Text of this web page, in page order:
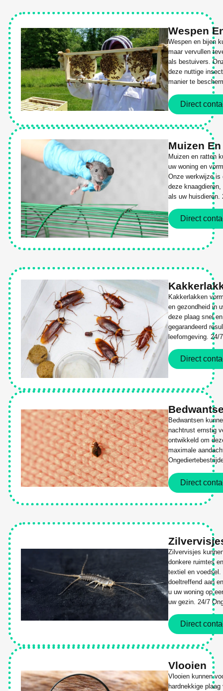
Wespen
Wespen en bijen
maar vervullen
als bestuivers.
deze nuttige
manier te
Direct
Muizen
Muizen en ratten
uw woning en
Onze werkwijze is
deze
als uw huisdieren.
Direct
Kakkerlakken
en gezondheid in
deze plaag snel
gegarandeerd
leefomgeving. 24/
Direct
Bedwantsen
nachtrust ernstig
ontwikkeld om
maximale
Direct
Zilvervisjes
donkere ruimtes
textiel en
doeltreffend aan
u uw woning op
uw gezin. 24/7
Direct
Vlooien
Vlooien kunnen
hardnekkige